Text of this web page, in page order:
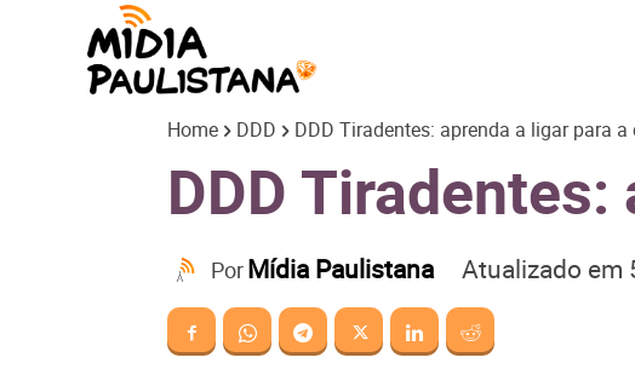
Paulistana
Home DDD DDD Tiradentes: aprenda a ligar para a
DDD
PorMídia Paulistana Atualizado em